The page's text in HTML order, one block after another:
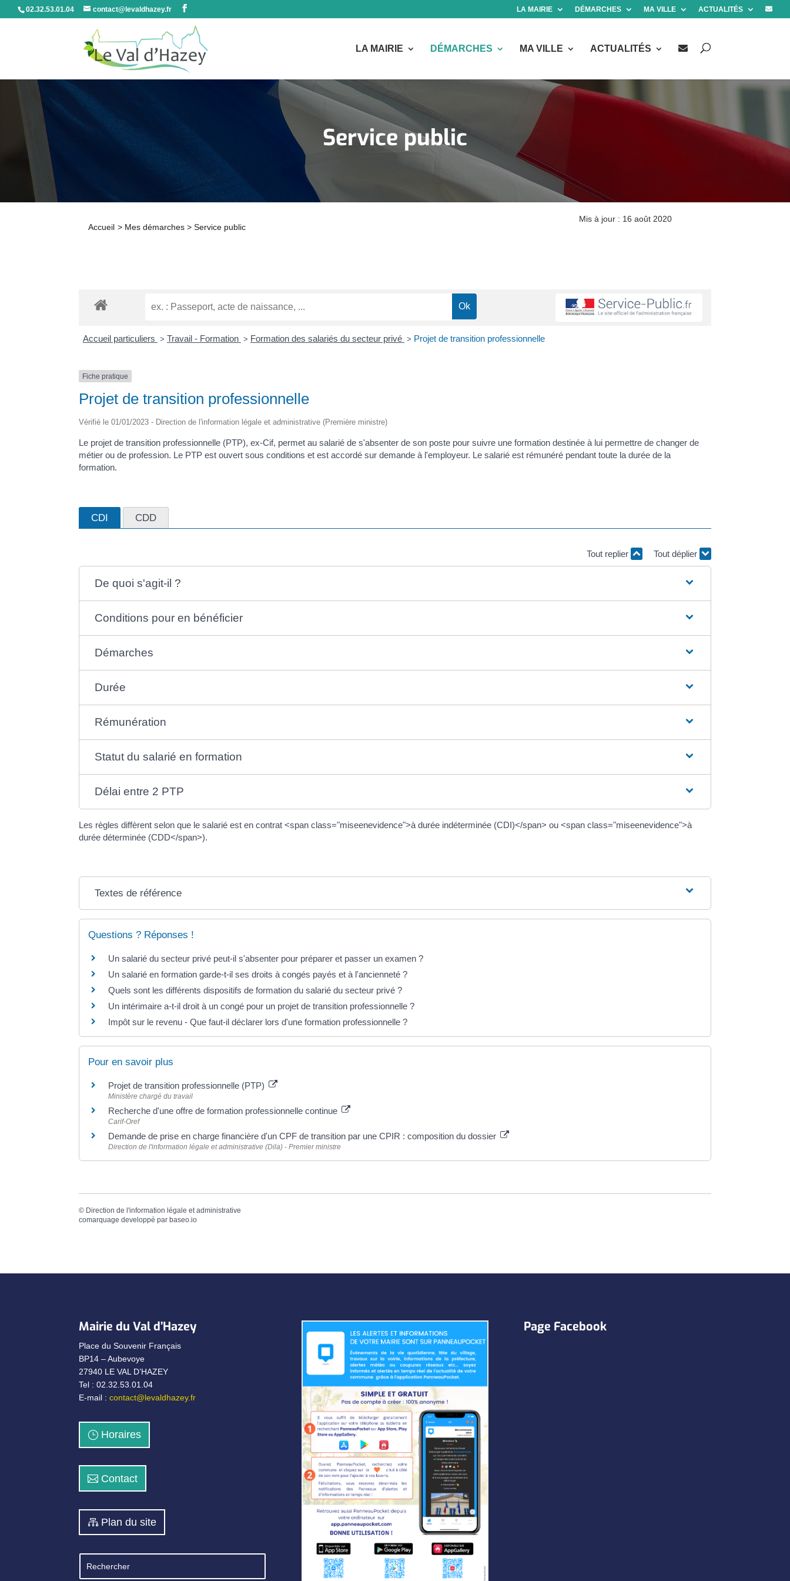
02.32.53.01.04 contact@levaldhazey.fr LA MAIRIE DÉMARCHES MA VILLE ACTUALITÉS
LA MAIRIE DÉMARCHES MA VILLE ACTUALITÉS
Service public
Accueil > Mes démarches > Service public
Mis à jour : 16 août 2020
Accueil particuliers > Travail - Formation > Formation des salariés du secteur privé > Projet de transition professionnelle
Fiche pratique
Projet de transition professionnelle
Vérifié le 01/01/2023 - Direction de l'information légale et administrative (Première ministre)
Le projet de transition professionnelle (PTP), ex-Cif, permet au salarié de s'absenter de son poste pour suivre une formation destinée à lui permettre de changer de
métier ou de profession. Le PTP est ouvert sous conditions et est accordé sur demande à l'employeur. Le salarié est rémunéré pendant toute la durée de la
formation.
CDI CDD
Tout replier Tout déplier
De quoi s'agit-il ?
Conditions pour en bénéficier
Démarches
Durée
Rémunération
Statut du salarié en formation
Délai entre 2 PTP
Les règles diffèrent selon que le salarié est en contrat <span class="miseenevidence">à durée indéterminée (CDI)</span> ou <span class="miseenevidence">à
durée déterminée (CDD</span>).
Textes de référence
Questions ? Réponses !
Un salarié du secteur privé peut-il s'absenter pour préparer et passer un examen ?
Un salarié en formation garde-t-il ses droits à congés payés et à l'ancienneté ?
Quels sont les différents dispositifs de formation du salarié du secteur privé ?
Un intérimaire a-t-il droit à un congé pour un projet de transition professionnelle ?
Impôt sur le revenu - Que faut-il déclarer lors d'une formation professionnelle ?
Pour en savoir plus
Projet de transition professionnelle (PTP)
Ministère chargé du travail
Recherche d'une offre de formation professionnelle continue
Carif-Oref
Demande de prise en charge financière d'un CPF de transition par une CPIR : composition du dossier
Direction de l'information légale et administrative (Dila) - Premier ministre
© Direction de l'information légale et administrative
comarquage developpé parbaseo.io
Mairie du Val d’Hazey
Place du Souvenir Français
BP14 – Aubevoye
27940 LE VAL D’HAZEY
Tel : 02.32.53.01.04
E-mail :contact@levaldhazey.fr
Horaires
Contact
Plan du site
Page Facebook